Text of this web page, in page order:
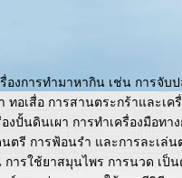
งการทำมาหากิน เช่น การจับป
ทอเสื่อ การสานตระกร้าและเค
งปั้นดินเผา การทำเครื่องมือทาง
ตรี การฟ้อนรำ และการละเล่น
การใช้ยาสมุนไพร การนวด เ